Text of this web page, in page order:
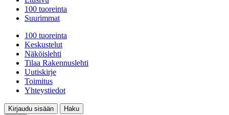
100 tuoreinta
Suurimmat
100 tuoreinta
Keskustelut
Näköislehti
Tilaa Rakennuslehti
Uutiskirje
Toimitus
Yhteystiedot
Kirjaudu sisään
Haku